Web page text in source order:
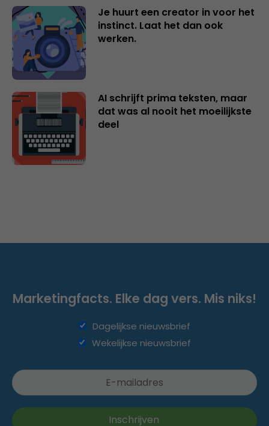
Je huurt een creator in voor het
instinct. Laat het dan ook
werken.
AI schrijft prima teksten, maar
dat was al nooit het moeilijkste
deel
Marketingfacts. Elke dag vers. Mis niks!
Dagelijkse nieuwsbrief
Wekelijkse nieuwsbrief